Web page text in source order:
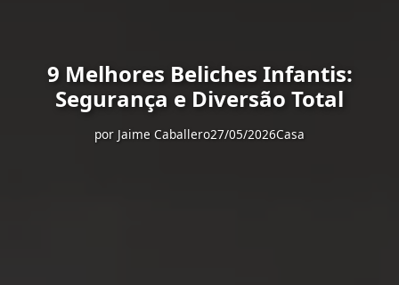
9 Melhores Beliches Infantis:
Segurança e Diversão Total
por Jaime Caballero27/05/2026Casa